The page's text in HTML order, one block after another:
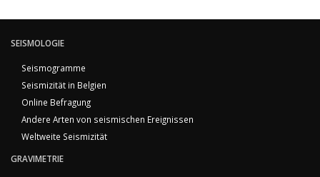
SEISMOLOGIE
Seismogramme
Seismizität in Belgien
Online Befragung
Andere Arten von seismischen Ereignissen
Weltweite Seismizität
GRAVIMETRIE